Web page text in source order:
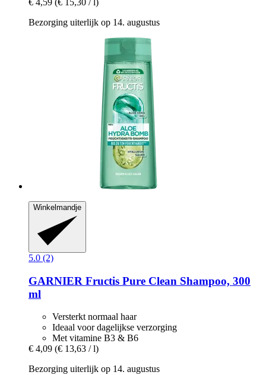
Bezorging uiterlijk op 14. augustus
Winkelmandje
5.0 (2)
GARNIER Fructis Pure Clean Shampoo, 300
ml
Versterkt normaal haar
Ideaal voor dagelijkse verzorging
Met vitamine B3 & B6
€ 4,09 (€ 13,63 / l)
Bezorging uiterlijk op 14. augustus